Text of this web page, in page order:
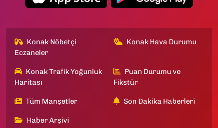
Konak Nöbetçi
Eczaneler
Konak Hava Durumu
Konak Trafik Yoğunluk
Haritası
Puan Durumu ve
Fikstür
Tüm Manşetler Son Dakika Haberleri
Haber Arşivi